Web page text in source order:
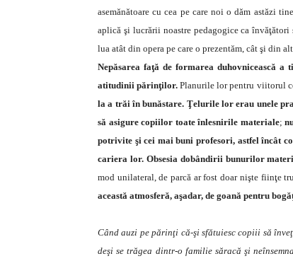
asemănătoare cu cea pe care noi o dăm astăzi
aplică şi lucrării noastre pedagogice ca învăţători
lua atât din opera pe care o prezentăm, cât şi din
Nepăsarea faţă de formarea duhovnicească
atitudinii părinţilor. Planurile lor pentru viitorul
la a trăi în bunăstare. Ţelurile lor erau unele
să asigure copiilor toate înlesnirile materiale;
potrivite şi cei mai buni profesori, astfel încât
cariera lor. Obsesia dobândirii bunurilor
mod unilateral, de parcă ar fost doar nişte fiinţe
această atmosferă, aşadar, de goană pentru
Când auzi pe părinţi că-şi sfătuiesc copiii să
deşi se trăgea dintr-o familie săracă şi